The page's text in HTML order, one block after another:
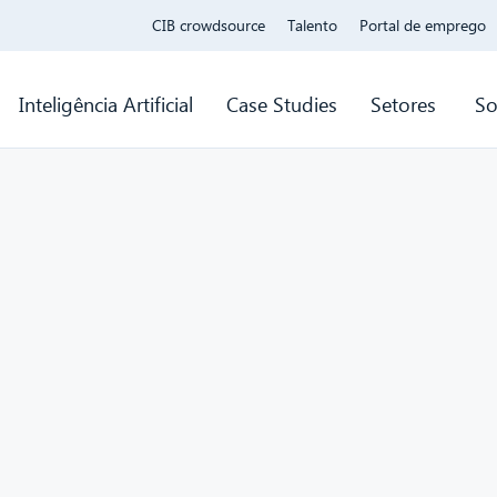
CIB crowdsource Talento Portal de emprego
Inteligência Artificial Case Studies Setores